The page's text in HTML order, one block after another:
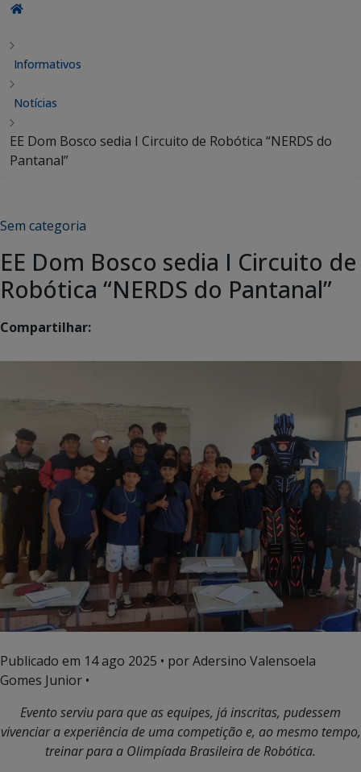
Informativos
Notícias
EE Dom Bosco sedia I Circuito de Robótica “NERDS do
Pantanal”
Sem categoria
EE Dom Bosco sedia I Circuito de
Robótica “NERDS do Pantanal”
Compartilhar:
Publicado em 14 ago 2025 • por Adersino Valensoela
Gomes Junior •
Evento serviu para que as equipes, já inscritas, pudessem
vivenciar a experiência de uma competição e, ao mesmo tempo,
treinar para a Olimpíada Brasileira de Robótica.